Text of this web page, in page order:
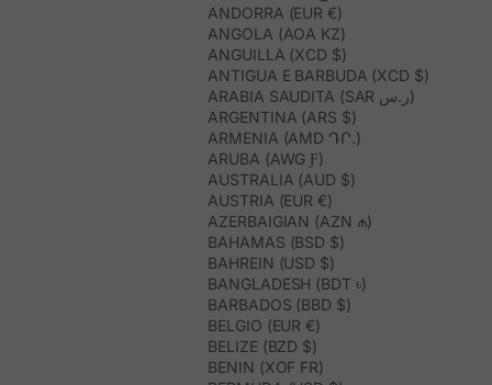
ANDORRA (EUR €)
ANGOLA (AOA KZ)
ANGUILLA (XCD $)
ANTIGUA E BARBUDA (XCD $)
ARABIA SAUDITA (SAR ر.س)
ARGENTINA (ARS $)
ARMENIA (AMD ԴՐ.)
ARUBA (AWG Ƒ)
AUSTRALIA (AUD $)
AUSTRIA (EUR €)
AZERBAIGIAN (AZN ₼)
BAHAMAS (BSD $)
BAHREIN (USD $)
BANGLADESH (BDT ৳)
BARBADOS (BBD $)
BELGIO (EUR €)
BELIZE (BZD $)
BENIN (XOF FR)